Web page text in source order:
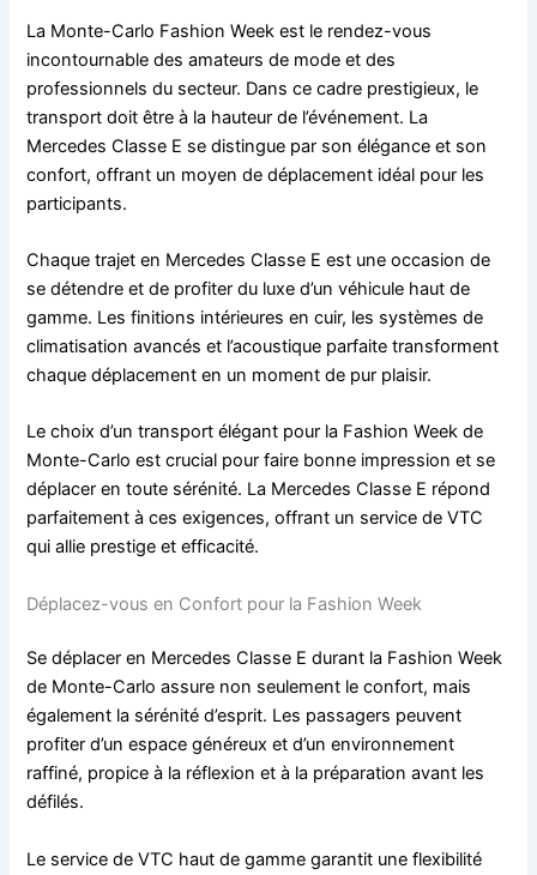
La Monte-Carlo Fashion Week est le rendez-vous
incontournable des amateurs de mode et des
professionnels du secteur. Dans ce cadre prestigieux, le
transport doit être à la hauteur de l’événement. La
Mercedes Classe E se distingue par son élégance et son
confort, offrant un moyen de déplacement idéal pour les
participants.
Chaque trajet en Mercedes Classe E est une occasion de
se détendre et de profiter du luxe d’un véhicule haut de
gamme. Les finitions intérieures en cuir, les systèmes de
climatisation avancés et l’acoustique parfaite transforment
chaque déplacement en un moment de pur plaisir.
Le choix d’un transport élégant pour la Fashion Week de
Monte-Carlo est crucial pour faire bonne impression et se
déplacer en toute sérénité. La Mercedes Classe E répond
parfaitement à ces exigences, offrant un service de VTC
qui allie prestige et efficacité.
Déplacez-vous en Confort pour la Fashion Week
Se déplacer en Mercedes Classe E durant la Fashion Week
de Monte-Carlo assure non seulement le confort, mais
également la sérénité d’esprit. Les passagers peuvent
profiter d’un espace généreux et d’un environnement
raffiné, propice à la réflexion et à la préparation avant les
défilés.
Le service de VTC haut de gamme garantit une flexibilité